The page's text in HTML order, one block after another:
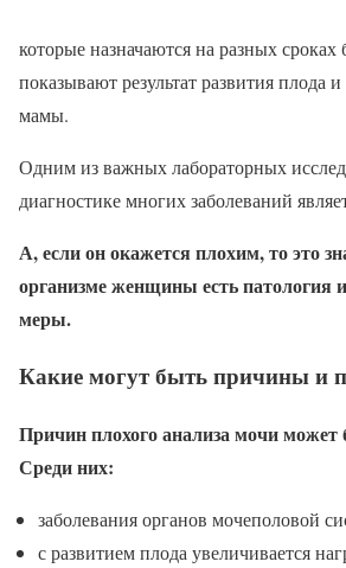
которые назначаются на разных сроках
показывают результат развития плода
мамы.
Одним из важных лабораторных
диагностике многих заболеваний
А, если он окажется плохим, то это
организме женщины есть патология
меры.
Какие могут быть причины и
Причин плохого анализа мочи
Среди них:
заболевания органов мочеполовой
с развитием плода увеличивается